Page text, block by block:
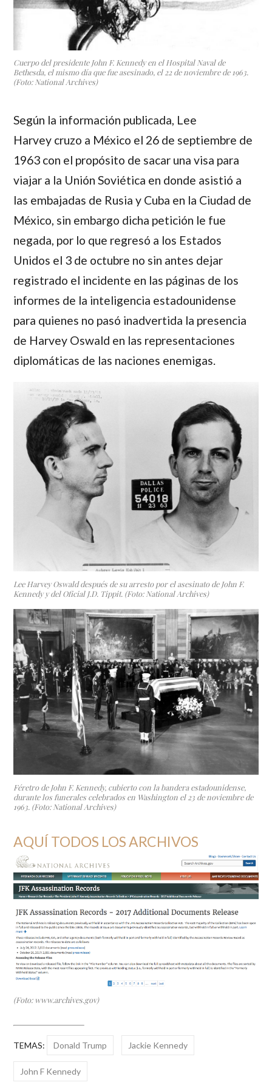
Cuerpo del presidente John F. Kennedy en el Hospital Naval de
Bethesda, el mismo día que fue asesinado, el 22 de noviembre de 1963.
(Foto: National Archives)
Según la información publicada, Lee
Harvey cruzo a México el 26 de septiembre de
1963 con el propósito de sacar una visa para
viajar a la Unión Soviética en donde asistió a
las embajadas de Rusia y Cuba en la Ciudad de
México, sin embargo dicha petición le fue
negada, por lo que regresó a los Estados
Unidos el 3 de octubre no sin antes dejar
registrado el incidente en las páginas de los
informes de la inteligencia estadounidense
para quienes no pasó inadvertida la presencia
de Harvey Oswald en las representaciones
diplomáticas de las naciones enemigas.
Lee Harvey Oswald después de su arresto por el asesinato de John F.
Kennedy y del Oficial J.D. Tippit. (Foto: National Archives)
Féretro de John F. Kennedy, cubierto con la bandera estadounidense,
durante los funerales celebrados en Washington el 23 de noviembre de
1963. (Foto: National Archives)
AQUÍ TODOS LOS ARCHIVOS
(Foto: www.archives.gov)
TEMAS: Donald Trump Jackie Kennedy
John F Kennedy